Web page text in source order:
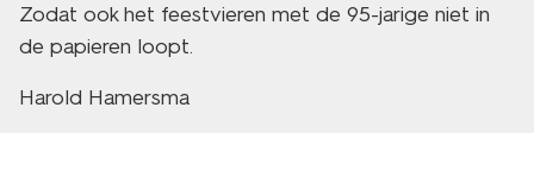
Zodat ook het feestvieren met de 95-jarige niet in
de papieren loopt.
Harold Hamersma